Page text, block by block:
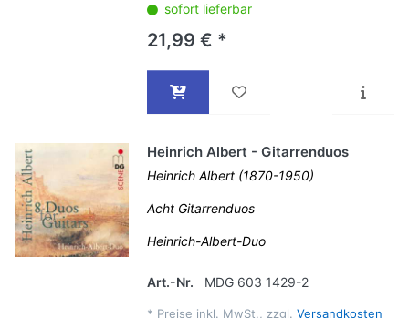
sofort lieferbar
21,99 € *
Heinrich Albert - Gitarrenduos
Heinrich Albert (1870-1950)
Acht Gitarrenduos
Heinrich-Albert-Duo
Art.-Nr. MDG 603 1429-2
* Preise inkl. MwSt., zzgl. Versandkosten